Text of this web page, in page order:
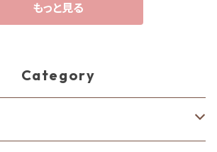
もっと見る
Category